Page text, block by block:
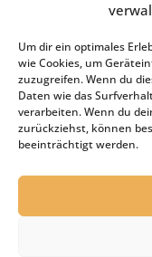
Um dir ein optimales
wie Cookies, um
zuzugreifen. Wenn du
Daten wie das
verarbeiten. Wenn du
zurückziehst, können
beeinträchtigt werden.
Anmelden
Eintrags-Feed
Kommentar-Feed
WordPress.org